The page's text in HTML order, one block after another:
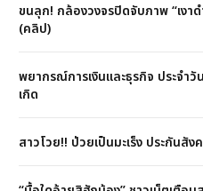
ขนลุก! กล้องวงจรปิดจับภาพ “เงา
(คลิป)
พยากรณ์การเงินและธุรกิจ ประจำ
เกิด
สาวโวย!! ป่วยเป็นมะเร็ง ประกันสัง